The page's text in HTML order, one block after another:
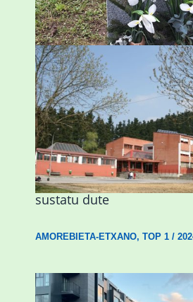
ESKUALDEA,ZALDIBAR/2024-02-
Amorebietak eta Eusko
Urritxen institutu berri bat
sustatu dute
AMOREBIETA-ETXANO, TOP 1/